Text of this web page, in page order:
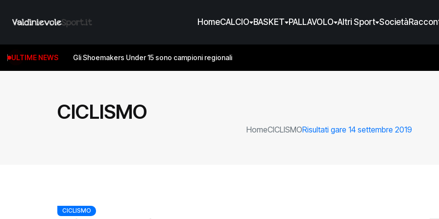
HomeCALCIO BASKET PALLAVOLO Altri Sport Società
ULTIME NEWS Gli Shoemakers Under 15 sono campioni regionali
CICLISMO
HomeCICLISMORisultati gare 14 settembre 2019
CICLISMO